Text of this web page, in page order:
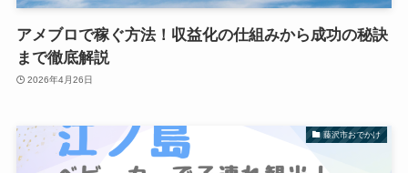
アメブロで稼ぐ方法！収益化の仕組みから成功の秘訣
まで徹底解説
2026年4月26日
藤沢市おでかけ